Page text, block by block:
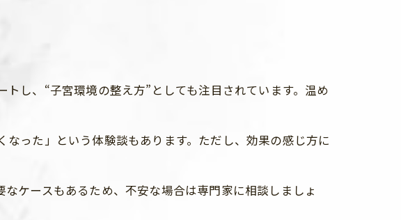
ント
改善効果
とは
し、“子宮環境の整え方”としても注目されています。温め
った」という体験談もあります。ただし、効果の感じ方に
ケースもあるため、不安な場合は専門家に相談しましょ